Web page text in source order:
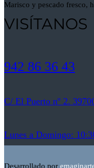
Marisco y pescado fresco,
VISÍTANOS
942 86 36 43
C/ El Puerto nº 2.
Lunes a Domingo:
Desarrollado por